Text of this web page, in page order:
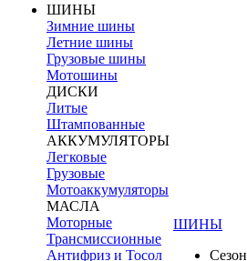
ШИНЫ
Зимние шины
Летние шины
Грузовые шины
Мотошины
ДИСКИ
Литые
Штампованные
АККУМУЛЯТОРЫ
Легковые
Грузовые
Мотоаккумуляторы
МАСЛА
Моторные
Трансмиссионные
Антифриз и Тосол
ШИНЫ
Сезон